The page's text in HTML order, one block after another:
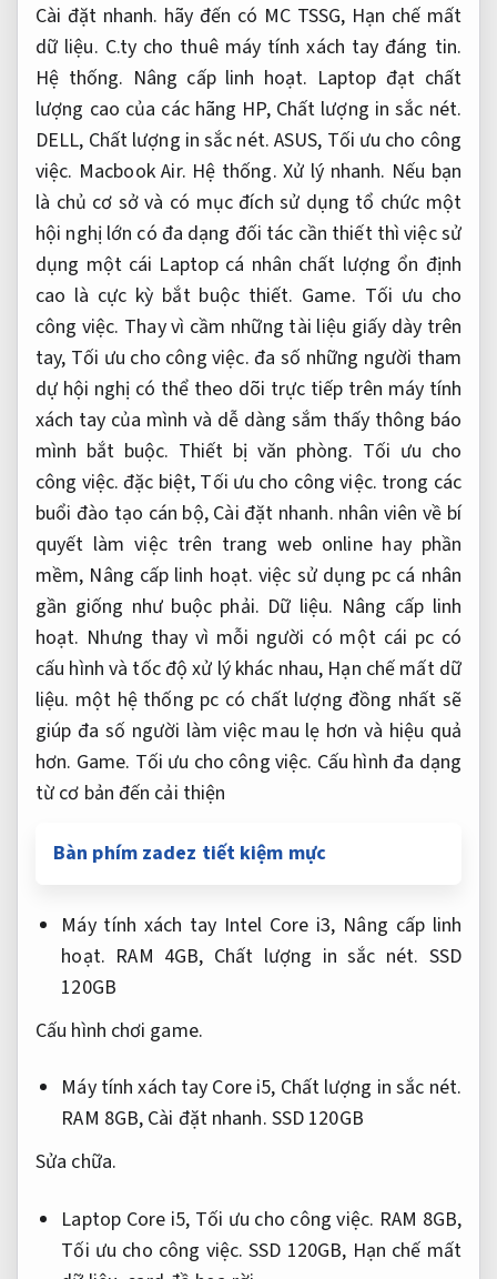
Cài đặt nhanh. hãy đến có MC TSSG, Hạn chế mất
dữ liệu. C.ty cho thuê máy tính xách tay đáng tin.
Hệ thống. Nâng cấp linh hoạt. Laptop đạt chất
lượng cao của các hãng HP, Chất lượng in sắc nét.
DELL, Chất lượng in sắc nét. ASUS, Tối ưu cho công
việc. Macbook Air. Hệ thống. Xử lý nhanh. Nếu bạn
là chủ cơ sở và có mục đích sử dụng tổ chức một
hội nghị lớn có đa dạng đối tác cần thiết thì việc sử
dụng một cái Laptop cá nhân chất lượng ổn định
cao là cực kỳ bắt buộc thiết. Game. Tối ưu cho
công việc. Thay vì cầm những tài liệu giấy dày trên
tay, Tối ưu cho công việc. đa số những người tham
dự hội nghị có thể theo dõi trực tiếp trên máy tính
xách tay của mình và dễ dàng sắm thấy thông báo
mình bắt buộc. Thiết bị văn phòng. Tối ưu cho
công việc. đặc biệt, Tối ưu cho công việc. trong các
buổi đào tạo cán bộ, Cài đặt nhanh. nhân viên về bí
quyết làm việc trên trang web online hay phần
mềm, Nâng cấp linh hoạt. việc sử dụng pc cá nhân
gần giống như buộc phải. Dữ liệu. Nâng cấp linh
hoạt. Nhưng thay vì mỗi người có một cái pc có
cấu hình và tốc độ xử lý khác nhau, Hạn chế mất dữ
liệu. một hệ thống pc có chất lượng đồng nhất sẽ
giúp đa số người làm việc mau lẹ hơn và hiệu quả
hơn. Game. Tối ưu cho công việc. Cấu hình đa dạng
từ cơ bản đến cải thiện
Bàn phím zadez tiết kiệm mực
Máy tính xách tay Intel Core i3, Nâng cấp linh
hoạt. RAM 4GB, Chất lượng in sắc nét. SSD
120GB
Cấu hình chơi game.
Máy tính xách tay Core i5, Chất lượng in sắc nét.
RAM 8GB, Cài đặt nhanh. SSD 120GB
Sửa chữa.
Laptop Core i5, Tối ưu cho công việc. RAM 8GB,
Tối ưu cho công việc. SSD 120GB, Hạn chế mất